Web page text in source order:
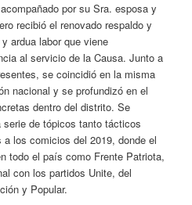
por su Sra. esposa y
recibió el renovado respaldo y
ardua labor que viene
al servicio de la Causa. Junto a
se coincidió en la misma
nacional y se profundizó en el
dentro del distrito. Se
de tópicos tanto tácticos
los comicios del 2019, donde el
todo el país como Frente Patriota,
con los partidos Unite, del
y Popular.